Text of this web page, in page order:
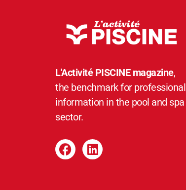
L'Activité PISCINE magazine,
the benchmark for professional
information in the pool and spa
sector.